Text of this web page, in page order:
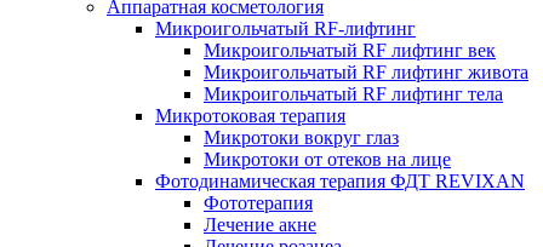
Аппаратная косметология
Микроигольчатый RF-лифтинг
Микроигольчатый RF лифтинг век
Микроигольчатый RF лифтинг живота
Микроигольчатый RF лифтинг тела
Микротоковая терапия
Микротоки вокруг глаз
Микротоки от отеков на лице
Фотодинамическая терапия ФДТ REVIXAN
Фототерапия
Лечение акне